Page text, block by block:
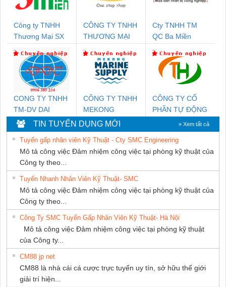
Công ty TNHH
Thương Mại SX
CÔNG TY TNHH
THƯƠNG MẠI
NAM
Cty TNHH TM
QC Ba Miền
CONG TY TNHH
TM-DV DAI
DONG THANH
CÔNG TY TNHH
MEKONG
MARINE
SUPPLY
CÔNG TY CỔ
PHẦN TỰ ĐỘNG
TIẾN HƯNG
TIN TUYỂN DỤNG MỚI » Xem tất cả
Tuyển gấp nhân viên Kỹ Thuật - Cty SMC Engineering
Mô tả công việc Đảm nhiệm công việc tại phòng kỹ thuật của
Công ty theo...
Tuyển Nhanh Nhân Viên Kỹ Thuật- SMC
Mô tả công việc Đảm nhiệm công việc tại phòng kỹ thuật của
Công ty theo...
Công Ty SMC Tuyển Gấp Nhân Viên Kỹ Thuật- Hà Nội
Mô tả công việc Đảm nhiệm công việc tại phòng kỹ thuật
của Công ty...
CM88 jp net
CM88 là nhà cái cá cược trực tuyến uy tín, sở hữu thế giới
giải trí hiện...